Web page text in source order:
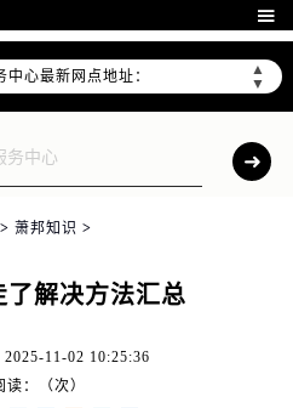

▲
▼
后服务网络优化升级公告
方售后客户服务热线：
心最新网点地址：
北京市东城区东长安街1号东方广场写字楼W3座6层602室（需提前预约）
北京市朝阳区建国门外大街甲6号华熙国际中心写字楼D座11层1102室（需提前预约）
北京市朝阳区建国门外大街甲6号华熙国际中心D座11层1102室售后服务中心（需提前预约）
> 萧邦知识 >
了解决方法汇总
2025-11-02 10:25:36
读：（次）